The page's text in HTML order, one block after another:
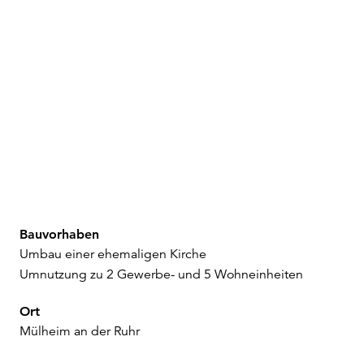
Kontakt
Bauvorhaben
Umbau einer ehemaligen Kirche
Umnutzung zu 2 Gewerbe- und 5 Wohneinheiten
Ort
Mülheim an der Ruhr